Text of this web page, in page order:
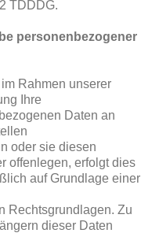
TDDDG.
personenbezogener
Rahmen unserer
Ihre
Daten an
oder sie diesen
offenlegen, erfolgt dies
auf Grundlage einer
Rechtsgrundlagen. Zu
dieser Daten